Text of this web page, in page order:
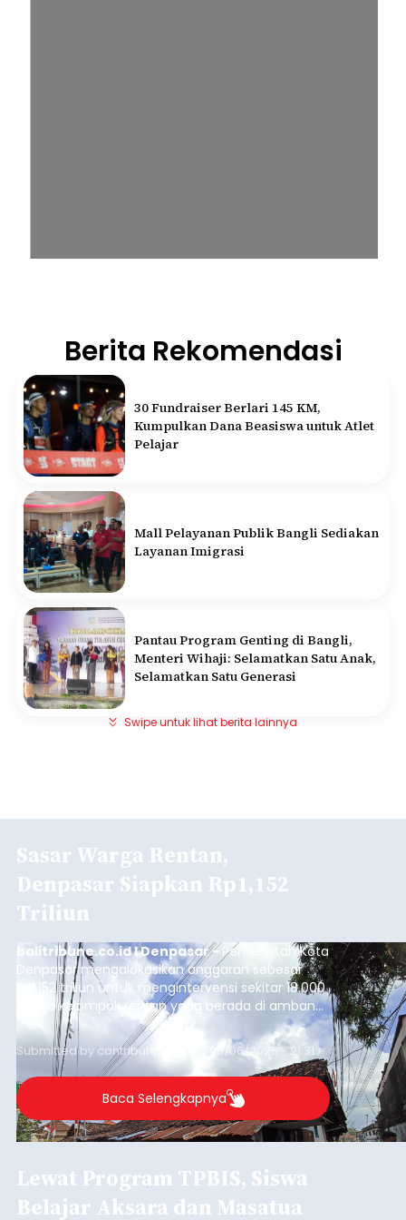
Berita Rekomendasi
30 Fundraiser Berlari 145 KM,
Kumpulkan Dana Beasiswa untuk Atlet
Pelajar
Mall Pelayanan Publik Bangli Sediakan
Layanan Imigrasi
Pantau Program Genting di Bangli,
Menteri Wihaji: Selamatkan Satu Anak,
Selamatkan Satu Generasi
Swipe untuk lihat berita lainnya
Sasar Warga Rentan,
Denpasar Siapkan Rp1,152
Triliun
balitribune.co.id I Denpasar - Pemerintah Kota
Denpasar mengalokasikan anggaran sebesar
Rp1,152 triliun untuk mengintervensi sekitar 18.000
warga kelompok rentan yang berada di ambang
garis kemiskinan. Langkah strategis ini diambil
guna menjaga masyarakat yang berada pada
kelompok desil 5 dan 6 tersebut agar tidak
merosot ke kategori miskin.
Submitted by contributor Thu, 08/06/2026 - 21:31
Baca Selengkapnya
Lewat Program TPBIS, Siswa
Belajar Aksara dan Masatua